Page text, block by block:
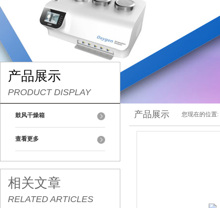
产品展示
PRODUCT DISPLAY
鼓风干燥箱
查看更多
相关文章
RELATED ARTICLES
产品展示 您现在的位置: